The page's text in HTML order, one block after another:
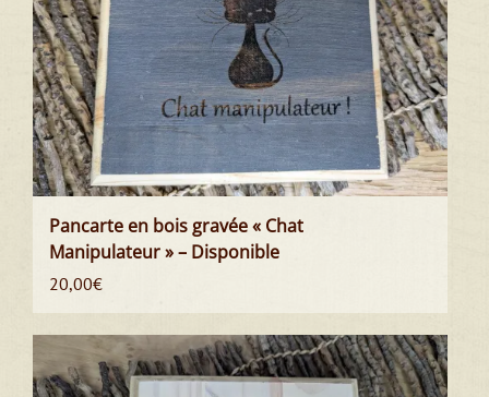
Pancarte en bois gravée « Chat
Manipulateur » – Disponible
20,00€